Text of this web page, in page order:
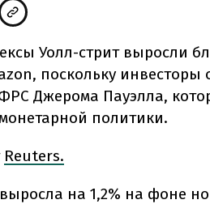
Уолл-стрит выросли
поскольку
Джерома Пауэлла,
политики.
Reuters.
на 1,2% на фоне